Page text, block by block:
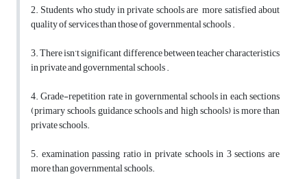
2. Students who study in private schools are more satisfied about
quality of services than those of governmental schools .
3. There isn’t significant difference between teacher characteristics
in private and governmental schools .
4. Grade-repetition rate in governmental schools in each sections
(primary schools, guidance schools and high schools) is more than
private schools.
5. examination passing ratio in private schools in 3 sections are
more than governmental schools.